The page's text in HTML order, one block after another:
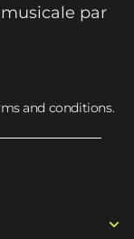
par
and conditions.